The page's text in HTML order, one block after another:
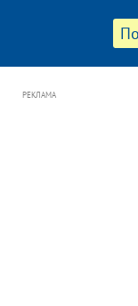
РЕКЛАМА